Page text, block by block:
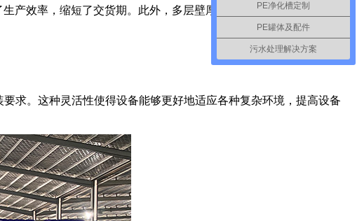
产效率，缩短了交货期。此外，多层壁厚的设计能够更好地适应不同
求。这种灵活性使得设备能够更好地适应各种复杂环境，提高设备
PE净化槽定制
PE罐体及配件
污水处理解决方案